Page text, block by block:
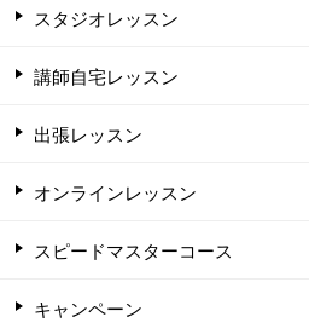
スタジオレッスン
講師自宅レッスン
出張レッスン
オンラインレッスン
スピードマスターコース
キャンペーン